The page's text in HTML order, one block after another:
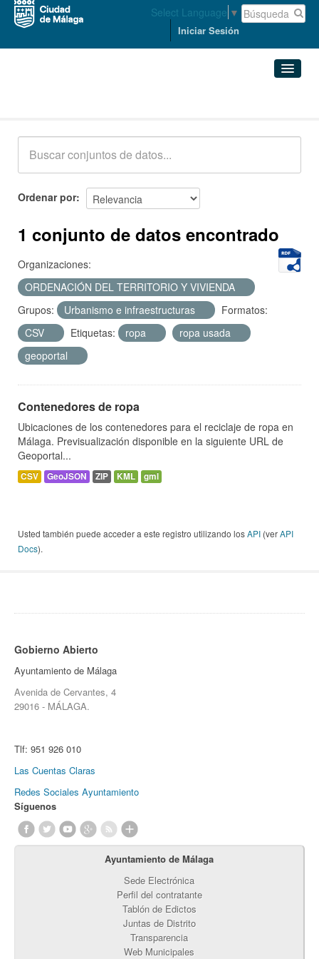
Select Language ▼
Iniciar Sesión
Acerca de
Ordenar por
1 conjunto de datos encontrado
Organizaciones:
ORDENACIÓN DEL TERRITORIO Y VIVIENDA
Grupos:
Urbanismo e infraestructuras
Formatos:
CSV
Etiquetas: ropa
ropa usada
geoportal
Contenedores de ropa
Ubicaciones de los contenedores para el reciclaje de ropa en
Málaga. Previsualización disponible en la siguiente URL de
Geoportal...
CSV GeoJSON ZIP KML gml
Usted también puede acceder a este registro utilizando losAPI (verAPI
Docs).
Gobierno Abierto
Ayuntamiento de Málaga
Avenida de Cervantes, 4
29016 - MÁLAGA.
Tlf: 951 926 010
Las Cuentas Claras
Redes Sociales Ayuntamiento
Síguenos
Ayuntamiento de Málaga
Sede Electrónica
Perfil del contratante
Tablón de Edictos
Juntas de Distrito
Transparencia
Web Municipales